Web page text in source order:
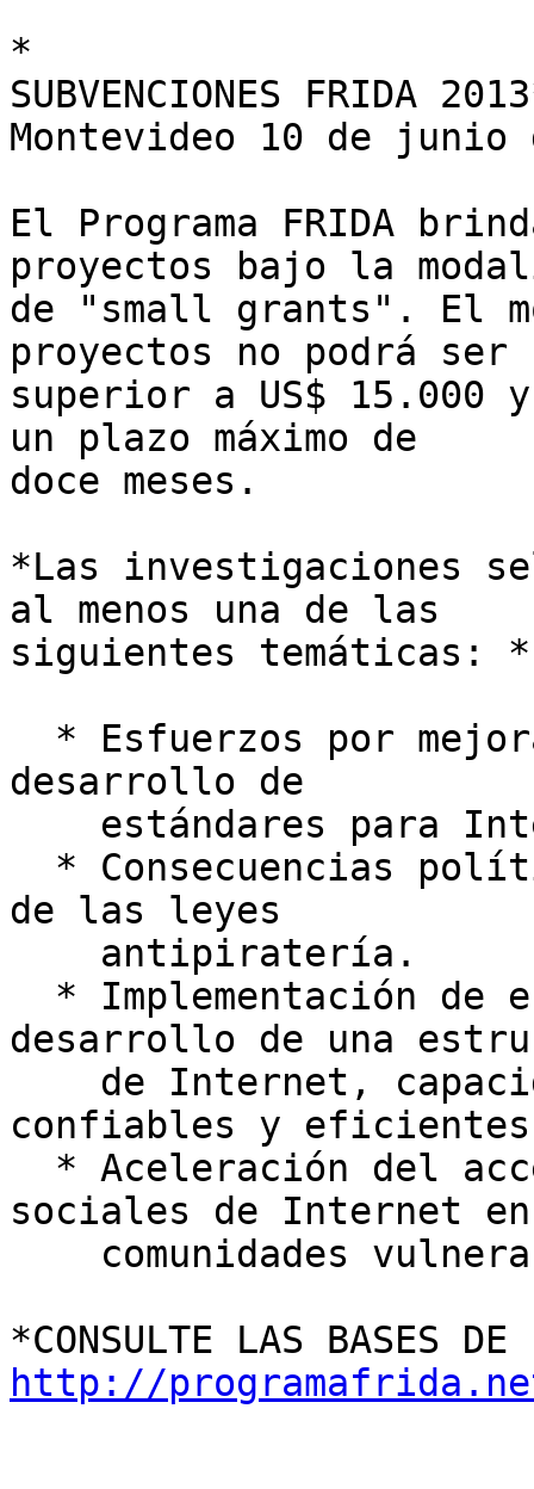
*
SUBVENCIONES FRIDA
Montevideo 10 de junio
El Programa FRIDA
proyectos bajo la
de "small grants". El
proyectos no podrá ser
superior a US$ 15.000
un plazo máximo de
doce meses.
*Las investigaciones
al menos una de las
siguientes temáticas: *
desarrollo de
de las leyes
desarrollo de una
confiables y
sociales de Internet en
http://